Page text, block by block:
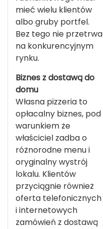
mieć wielu klientów
albo gruby portfel.
Bez tego nie przetrwa
na konkurencyjnym
rynku.
Biznes z dostawą do
domu
Własna pizzeria to
opłacalny biznes, pod
warunkiem że
właściciel zadba o
różnorodne menu i
oryginalny wystrój
lokalu. Klientów
przyciągnie również
oferta telefonicznych
i internetowych
zamówień z dostawą